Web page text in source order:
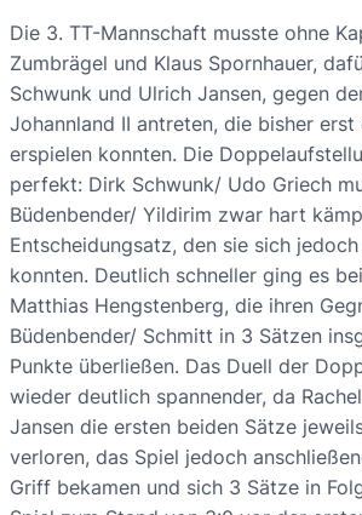
Die 3. TT-Mannschaft musste ohne
Zumbrägel und Klaus Spornhauer,
Schwunk und Ulrich Jansen, gegen
Johannland II antreten, die bisher erst
erspielen konnten. Die
perfekt: Dirk Schwunk/ Udo Griech
Büdenbender/ Yildirim zwar hart
Entscheidungsatz, den sie sich
konnten. Deutlich schneller ging es
Matthias Hengstenberg, die ihren
Büdenbender/ Schmitt in 3 Sätzen
Punkte überließen. Das Duell der
wieder deutlich spannender, da
Jansen die ersten beiden Sätze
verloren, das Spiel jedoch
Griff bekamen und sich 3 Sätze in